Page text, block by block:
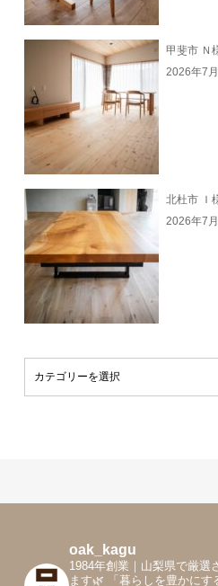
甲斐市 Ｎ
2026年7
北杜市 Ｉ
2026年7
oak_kagu
1984年創業｜山梨県で厳選
ます🌿 「暮らしを豊かにす